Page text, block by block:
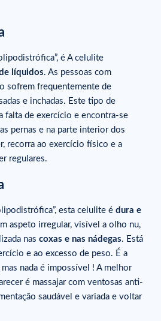
é A celulite
líquidos. As pessoas com
sofrem frequentemente de
e inchadas. Este tipo de
falta de exercício e encontra-se
pernas e na parte interior dos
recorra ao exercício físico e a
regulares.
esta celulite é dura e
aspeto irregular, visível a olho nu,
nas coxas e nas nádegas. Está
e ao excesso de peso. É a
nada é impossível ! A melhor
é massajar com ventosas anti-
saudável e variada e voltar